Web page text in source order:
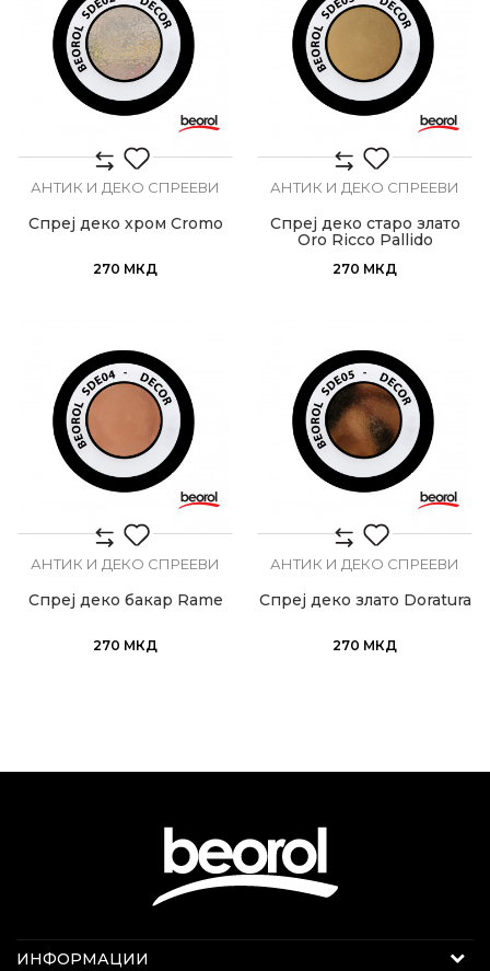
АНТИК И ДЕКО СПРЕЕВИ
Спреј деко хром Cromo
270 МКД
АНТИК И ДЕКО СПРЕЕВИ
Спреј деко старо злато
Oro Ricco Pallido
270 МКД
АНТИК И ДЕКО СПРЕЕВИ
Спреј деко бакар Rame
270 МКД
АНТИК И ДЕКО СПРЕЕВИ
Спреј деко злато Doratura
270 МКД
Интернет продажба
ИНФОРМАЦИИ